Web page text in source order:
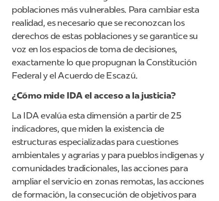
poblaciones más vulnerables. Para cambiar esta
realidad, es necesario que se reconozcan los
derechos de estas poblaciones y se garantice su
voz en los espacios de toma de decisiones,
exactamente lo que propugnan la Constitución
Federal y el Acuerdo de Escazú.
¿Cómo mide IDA el acceso a la justicia?
La IDA evalúa esta dimensión a partir de 25
indicadores, que miden la existencia de
estructuras especializadas para cuestiones
ambientales y agrarias y para pueblos indígenas y
comunidades tradicionales, las acciones para
ampliar el servicio en zonas remotas, las acciones
de formación, la consecución de objetivos para